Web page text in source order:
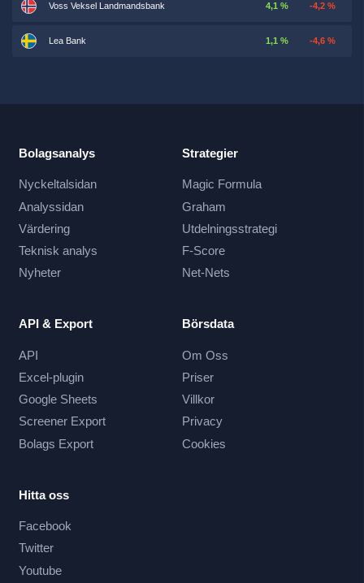
Voss Veksel Landmandsbank 4,1 % -4,2 %
Lea Bank 1,1 % -4,6 %
Bolagsanalys
Nyckeltalsidan
Analyssidan
Värdering
Teknisk analys
Nyheter
Strategier
Magic Formula
Graham
Utdelningsstrategi
F-Score
Net-Nets
API & Export
API
Excel-plugin
Google Sheets
Screener Export
Bolags Export
Börsdata
Om Oss
Priser
Villkor
Privacy
Cookies
Hitta oss
Facebook
Twitter
Youtube